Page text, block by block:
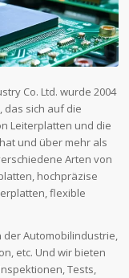
Co. Ltd. wurde 2004
das sich auf die
Leiterplatten und die
und über mehr als
Arten von
hochpräzise
flexible
Automobilindustrie,
etc. Und wir bieten
Tests,